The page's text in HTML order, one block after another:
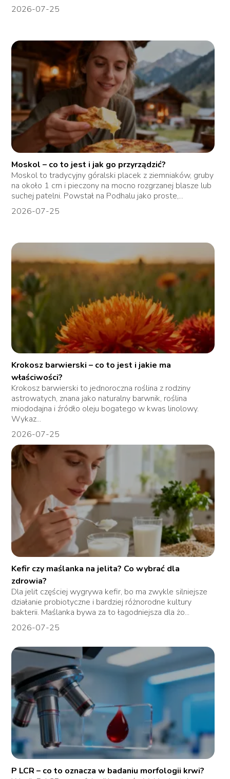
2026-07-25
Moskol – co to jest i jak go przyrządzić?
Moskol to tradycyjny góralski placek z ziemniaków, gruby
na około 1 cm i pieczony na mocno rozgrzanej blasze lub
suchej patelni. Powstał na Podhalu jako proste,...
2026-07-25
Krokosz barwierski – co to jest i jakie ma
właściwości?
Krokosz barwierski to jednoroczna roślina z rodziny
astrowatych, znana jako naturalny barwnik, roślina
miododajna i źródło oleju bogatego w kwas linolowy.
Wykaz...
2026-07-25
Kefir czy maślanka na jelita? Co wybrać dla
zdrowia?
Dla jelit częściej wygrywa kefir, bo ma zwykle silniejsze
działanie probiotyczne i bardziej różnorodne kultury
bakterii. Maślanka bywa za to łagodniejsza dla żo...
2026-07-25
P LCR – co to oznacza w badaniu morfologii krwi?